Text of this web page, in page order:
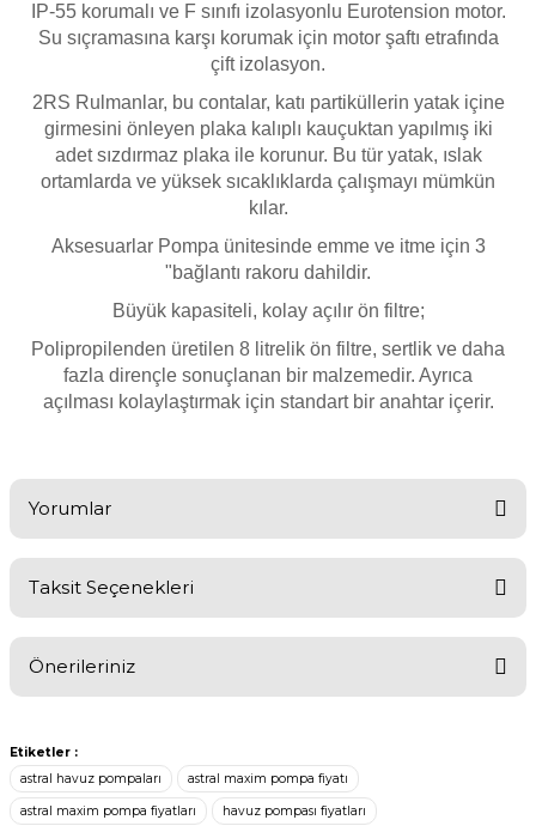
Havuz
Havuz Pompa
Kartuş Filtreler
IP-55 korumalı ve F sınıfı izolasyonlu Eurotension motor.
Su sıçramasına karşı korumak için motor şaftı etrafında
çift izolasyon.
2RS Rulmanlar, bu contalar, katı partiküllerin yatak içine
girmesini önleyen plaka kalıplı kauçuktan yapılmış iki
adet sızdırmaz plaka ile korunur. Bu tür yatak, ıslak
ortamlarda ve yüksek sıcaklıklarda çalışmayı mümkün
kılar.
Aksesuarlar Pompa ünitesinde emme ve itme için 3
"bağlantı rakoru dahildir.
Büyük kapasiteli, kolay açılır ön filtre;
Polipropilenden üretilen 8 litrelik ön filtre, sertlik ve daha
fazla dirençle sonuçlanan bir malzemedir. Ayrıca
açılması kolaylaştırmak için standart bir anahtar içerir.
Yorumlar
Taksit Seçenekleri
Önerileriniz
konularda yetersiz gördüğünüz noktaları öneri formunu kullanarak
tarafımıza iletebilirsiniz.
Görüş ve önerileriniz için teşekkür ederiz.
Etiketler :
astral havuz pompaları
astral maxim pompa fiyatı
astral maxim pompa fiyatları havuz pompası fiyatları